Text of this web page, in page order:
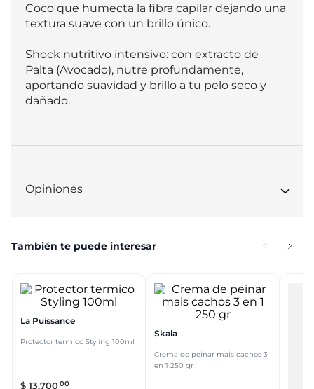
Coco que humecta la fibra capilar dejando una
textura suave con un brillo único.
Shock nutritivo intensivo: con extracto de
Palta (Avocado), nutre profundamente,
aportando suavidad y brillo a tu pelo seco y
dañado.
Opiniones
También te puede interesar
La Puissance
Protector termico Styling 100ml
$ 13.70000
Skala
Crema de peinar mais cachos 3
en 1 250 gr